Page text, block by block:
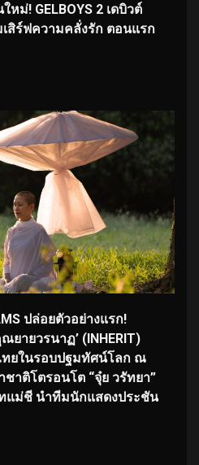
หม่! GELBOYS 2 เดบิวต์
สิร์ฟความคลั่งรัก ตอนแรก
ปล่อยตัวอย่างแรก!
ายวรนาฏ’ (INHERIT)
ทยในรอบปฐมทัศน์โลก ณ
าติโตรอนโต “จุ๋ย วรัทยา”
แม่ชี นำทีมนักแสดงประชัน